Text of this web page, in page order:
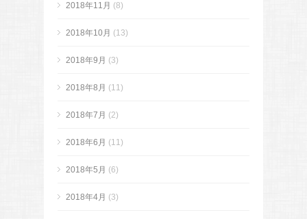
2018年11月 (8)
2018年10月 (13)
2018年9月 (3)
2018年8月 (11)
2018年7月 (2)
2018年6月 (11)
2018年5月 (6)
2018年4月 (3)